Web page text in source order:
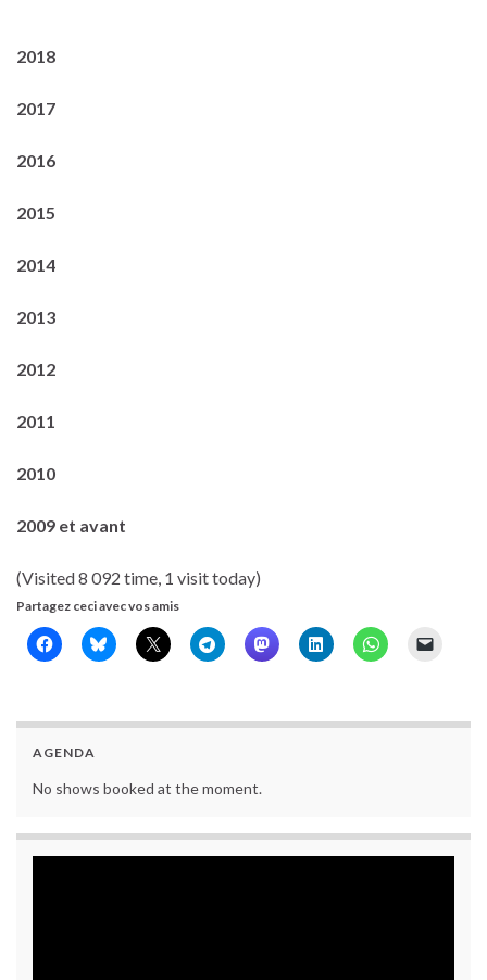
2018
2017
2016
2015
2014
2013
2012
2011
2010
2009 et avant
(Visited 8 092 time, 1 visit today)
Partagez ceci avec vos amis
AGENDA
No shows booked at the moment.